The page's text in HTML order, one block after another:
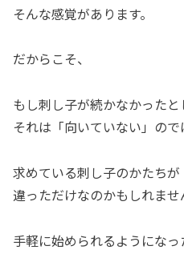
そんな感覚があります。
だからこそ、
もし刺し子が続かなかったと
それは「向いていない」ので
求めている刺し子のかたちが
違っただけなのかもしれませ
手軽に始められるようになっ